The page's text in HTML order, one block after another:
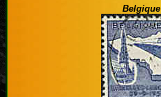
Belgique